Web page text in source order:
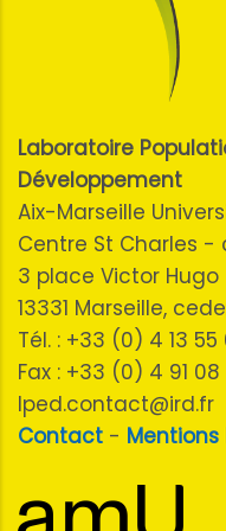
Laboratoire
Développement
Aix-Marseille
Centre St Charles -
3 place Victor Hugo
13331 Marseille,
Tél. : +33 (0) 4 13
Fax : +33 (0) 4 91
lped.contact@ird.fr
Contact -